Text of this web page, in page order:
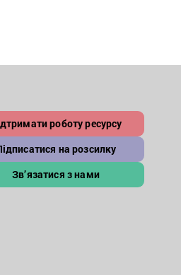
роботу ресурсу
на розсилку
Зв’язатися з нами